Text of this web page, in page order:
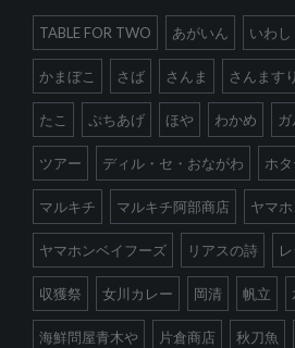
TABLE FOR TWO あがいん いわし
かまぼこ さば さんま さんます
たこ ぷちあげ ほや わかめ
ツアー ディル・セ・おながわ ホ
マルキチ マルキチ阿部商店 ヤマ
ヤマホンベイフーズ リアスの詩
収獲祭 女川カレー 岡清 帆立
海鮮問屋青木や 片倉商店 秋刀魚